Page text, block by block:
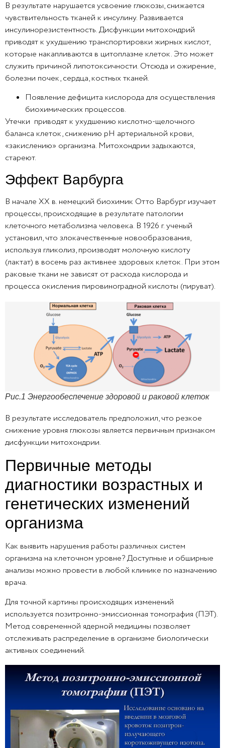
В результате нарушается усвоение глюкозы, снижается
чувствительность тканей к инсулину. Развивается
инсулинорезистентность. Дисфункции митохондрий
приводят к ухудшению транспортировки жирных кислот,
которые накапливаются в цитоплазме клеток. Это может
служить причиной липотоксичности. Отсюда и ожирение,
болезни почек, сердца, костных тканей.
Появление дефицита кислорода для осуществления
биохимических процессов.
Утечки приводят к ухудшению кислотно-щелочного
баланса клеток, снижению pH артериальной крови,
«закислению» организма. Митохондрии задыхаются,
стареют.
Эффект Варбурга
В начале XX в. немецкий биохимик Отто Варбург изучает
процессы, происходящие в результате патологии
клеточного метаболизма человека. В 1926 г. ученый
установил, что злокачественные новообразования,
используя гликолиз, производят молочную кислоту
(лактат) в восемь раз активнее здоровых клеток. При этом
раковые ткани не зависят от расхода кислорода и
процесса окисления пировиноградной кислоты (пируват).
Рис.1 Энергообеспечение здоровой и раковой клеток
В результате исследователь предположил, что резкое
снижение уровня глюкозы является первичным признаком
дисфункции митохондрии.
Первичные методы
диагностики возрастных и
генетических изменений
организма
Как выявить нарушения работы различных систем
организма на клеточном уровне? Доступные и обширные
анализы можно провести в любой клинике по назначению
врача.
Для точной картины происходящих изменений
используется позитронно-эмиссионная томография (ПЭТ).
Метод современной ядерной медицины позволяет
отслеживать распределение в организме биологически
активных соединений.